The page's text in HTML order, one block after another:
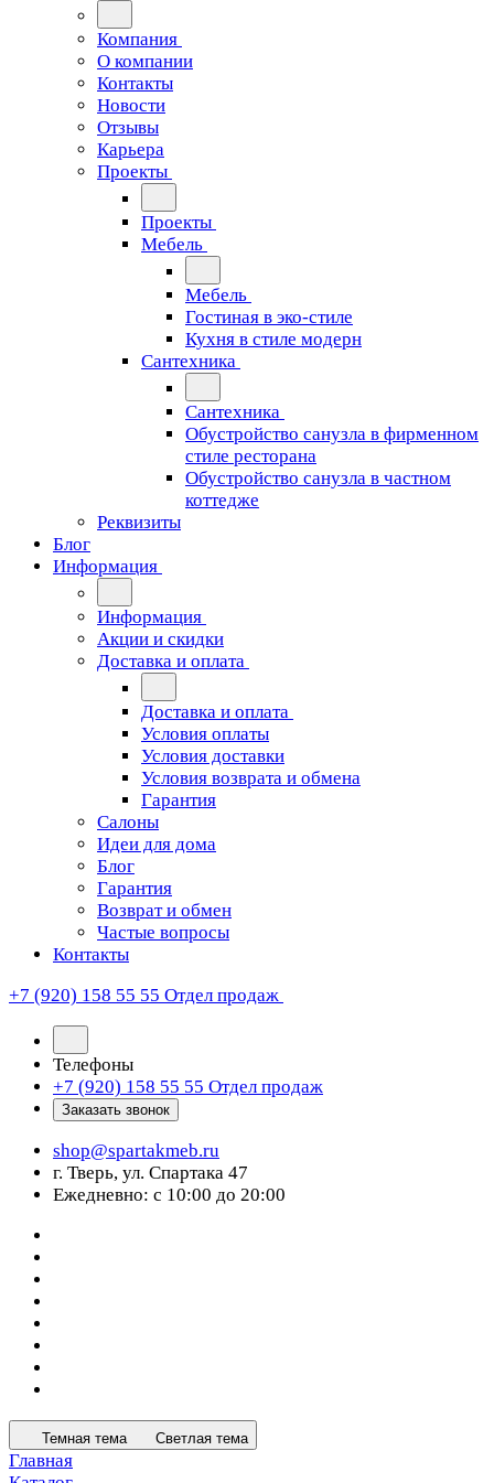
Компания
О компании
Контакты
Новости
Отзывы
Карьера
Проекты
Проекты
Мебель
Мебель
Гостиная в эко-стиле
Кухня в стиле модерн
Сантехника
Сантехника
Обустройство санузла в фирменном
стиле ресторана
Обустройство санузла в частном
коттедже
Реквизиты
Блог
Информация
Информация
Акции и скидки
Доставка и оплата
Доставка и оплата
Условия оплаты
Условия доставки
Условия возврата и обмена
Гарантия
Салоны
Идеи для дома
Блог
Гарантия
Возврат и обмен
Частые вопросы
Контакты
+7 (920) 158 55 55 Отдел продаж
Телефоны
+7 (920) 158 55 55 Отдел продаж
Заказать звонок
shop@spartakmeb.ru
г. Тверь, ул. Спартака 47
Ежедневно: с 10:00 до 20:00
Темная тема Светлая тема
Главная